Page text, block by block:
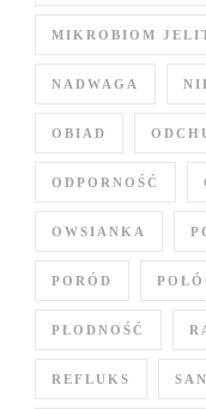
MIKROBIOM
NADWAGA
OBIAD
ODPORNOŚĆ
OWSIANKA
PORÓD
PŁODNOŚĆ
REFLUKS